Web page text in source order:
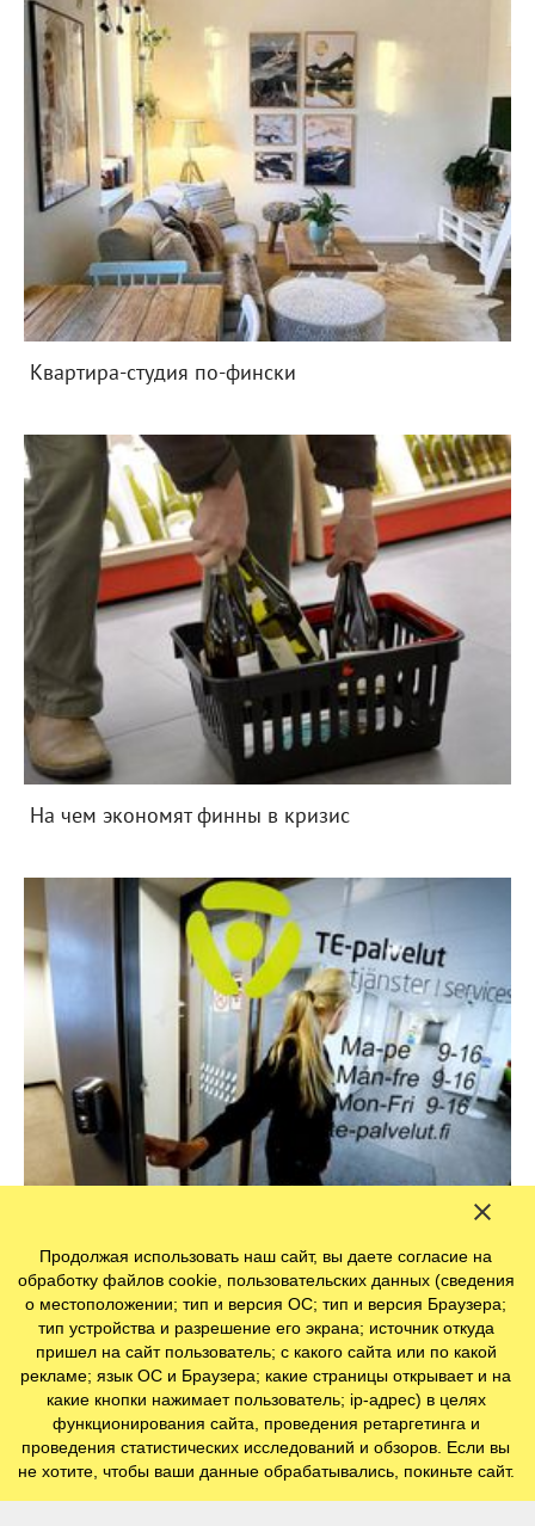
Квартира-студия по-фински
На чем экономят финны в кризис
Как в Финляндии поддерживают граждан в
условиях кризиса
Новости
Продолжая использовать наш сайт, вы даете согласие на
обработку файлов cookie, пользовательских данных (сведения
о местоположении; тип и версия ОС; тип и версия Браузера;
тип устройства и разрешение его экрана; источник откуда
пришел на сайт пользователь; с какого сайта или по какой
рекламе; язык ОС и Браузера; какие страницы открывает и на
какие кнопки нажимает пользователь; ip-адрес) в целях
функционирования сайта, проведения ретаргетинга и
проведения статистических исследований и обзоров. Если вы
не хотите, чтобы ваши данные обрабатывались, покиньте сайт.